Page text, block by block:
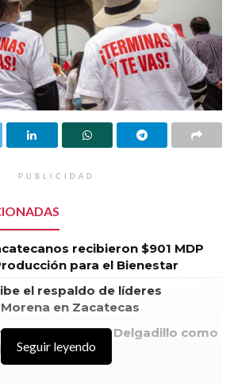
PUBLICIDAD
recibieron $901 MDP
para el Bienestar
el respaldo de líderes
en Zacatecas
a Armando Delgadillo como
de Educación
Seguir leyendo